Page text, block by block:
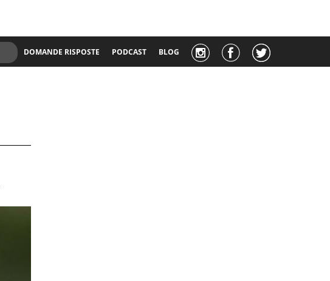
DOMANDE RISPOSTE PODCAST BLOG